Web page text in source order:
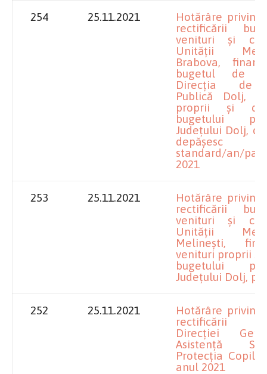
254 25.11.2021
Hotărâre privind
rectificării
venituri și
Unității
Brabova,
bugetul de
Direcția de
Publică Dolj,
proprii și
bugetului
Județului Dolj,
depășesc
standard/an/
2021
253 25.11.2021
Hotărâre privind
rectificării
venituri și
Unității
Melinești,
venituri proprii și
bugetului
Județului Dolj,
252 25.11.2021
Hotărâre privind
rectificării
Direcției
Asistență
Protecția
anul 2021